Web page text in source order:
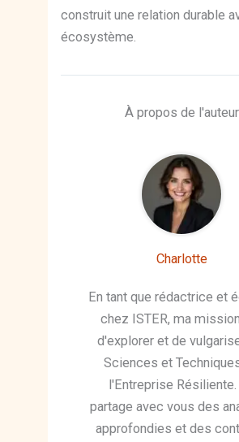
construit une relation durable
écosystème.
À propos de l'auteur
Charlotte
En tant que rédactrice et
chez ISTER, ma
d'explorer et de
Sciences et
l'Entreprise
partage avec vous des
approfondies et des